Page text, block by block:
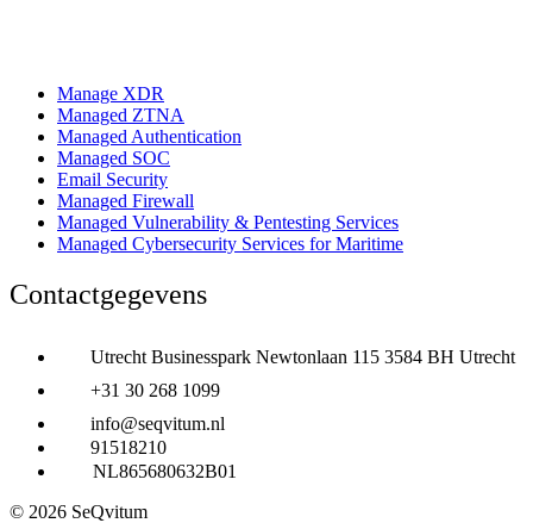
Manage XDR
Managed ZTNA
Managed Authentication
Managed SOC
Email Security
Managed Firewall
Managed Vulnerability & Pentesting Services
Managed Cybersecurity Services for Maritime
Contactgegevens
Utrecht Businesspark Newtonlaan 115 3584 BH Utrecht
+31 30 268 1099
info@seqvitum.nl
91518210
NL865680632B01
© 2026 SeQvitum